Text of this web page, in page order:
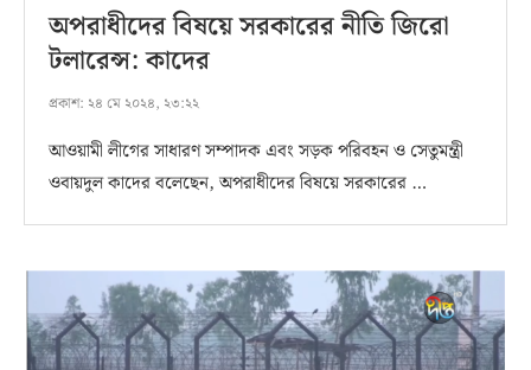
অপরাধীদের বিষয়ে সরকারের নীতি জিরো
টলারেন্স: কাদের
প্রকাশ: ২৪ মে ২০২৪, ২৩:২২
আওয়ামী লীগের সাধারণ সম্পাদক এবং সড়ক পরিবহন ও সেতুমন্ত্রী
ওবায়দুল কাদের বলেছেন, অপরাধীদের বিষয়ে সরকারের …